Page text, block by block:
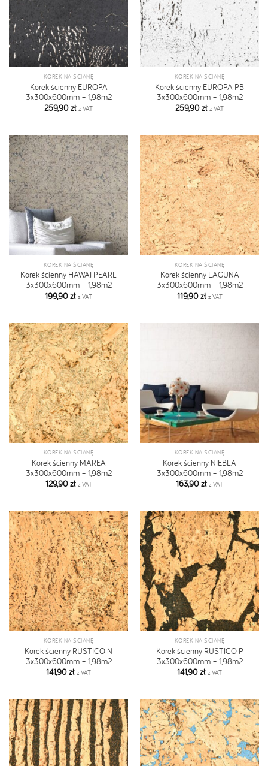
KOREK NA ŚCIANĘ
Korek ścienny EUROPA
3x300x600mm – 1,98m2
259,90zł z VAT
KOREK NA ŚCIANĘ
Korek ścienny EUROPA PB
3x300x600mm – 1,98m2
259,90zł z VAT
KOREK NA ŚCIANĘ
Korek ścienny HAWAI PEARL
3x300x600mm – 1,98m2
199,90zł z VAT
KOREK NA ŚCIANĘ
Korek ścienny LAGUNA
3x300x600mm – 1,98m2
119,90zł z VAT
KOREK NA ŚCIANĘ
Korek ścienny MAREA
3x300x600mm – 1,98m2
129,90zł z VAT
KOREK NA ŚCIANĘ
Korek ścienny NIEBLA
3x300x600mm – 1,98m2
163,90zł z VAT
KOREK NA ŚCIANĘ
Korek ścienny RUSTICO N
3x300x600mm – 1,98m2
141,90zł z VAT
KOREK NA ŚCIANĘ
Korek ścienny RUSTICO P
3x300x600mm – 1,98m2
141,90zł z VAT